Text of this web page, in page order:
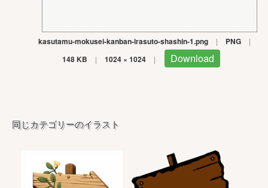
kasutamu-mokusei-kanban-irasuto-shashin-1.png | PNG |
148 KB | 1024 × 1024 | Download
同じカテゴリーのイラスト